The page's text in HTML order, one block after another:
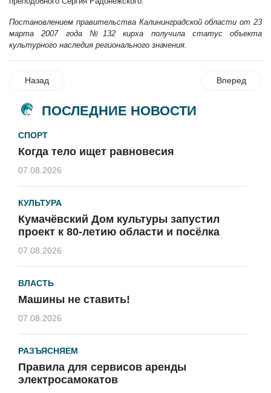
Постановлением правительства Калининградской области от 23
марта 2007 года №132 кирха получила статус объекта
культурного наследия регионального значения.
Назад Вперед
ПОСЛЕДНИЕ НОВОСТИ
СПОРТ
Когда тело ищет равновесия
07.08.2026
КУЛЬТУРА
Кумачёвский Дом культуры запустил
проект к 80-летию области и посёлка
07.08.2026
ВЛАСТЬ
Машины не ставить!
07.08.2026
РАЗЪЯСНЯЕМ
Правила для сервисов аренды
электросамокатов